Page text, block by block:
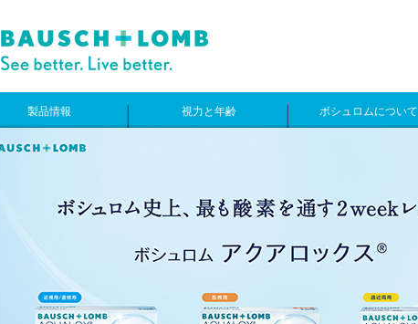
製品情報 視力と年齢 ボシュロムについて